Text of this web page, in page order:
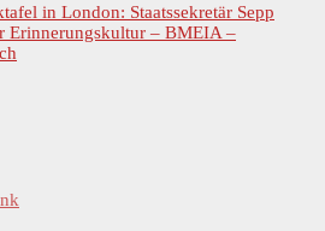
in London: Staatssekretär Sepp
Erinnerungskultur – BMEIA –